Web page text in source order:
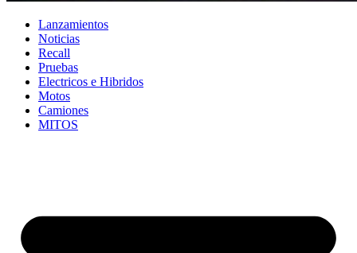
Lanzamientos
Noticias
Recall
Pruebas
Electricos e Hibridos
Motos
Camiones
MITOS